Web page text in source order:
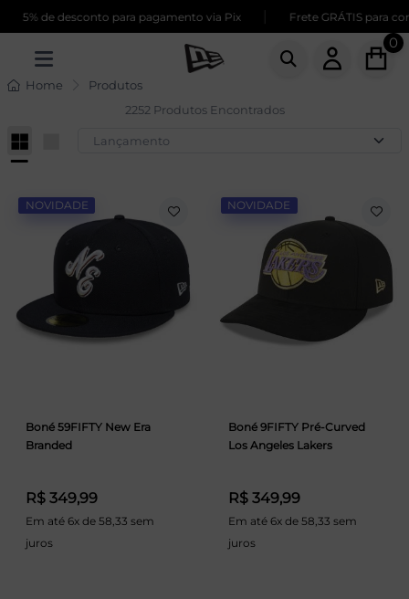
desconto para pagamento via Pix | Frete GRÁTIS para compras
0
Home Produtos
2252 Produtos Encontrados
NOVIDADE
Boné 59FIFTY New Era
Branded
R$ 349,99
Em até 6x de 58,33 sem
juros
NOVIDADE
Boné 9FIFTY Pré-Curved
Los Angeles Lakers
R$ 349,99
Em até 6x de 58,33 sem
juros